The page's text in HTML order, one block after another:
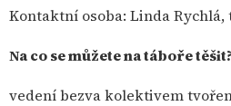
Kontaktní osoba: Linda Rychlá,
Na co se můžete na táboře těšit?
vedení bezva kolektivem